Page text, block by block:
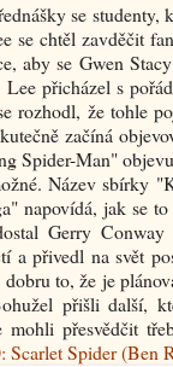
se studenty,
se chtěl zavděčit
aby se Gwen
přicházel s
rozhodl, že tohle
začíná
Spider-Man"
Název sbírky
napovídá, jak se
Gerry
a přivedl na svět
to, že je
přišli další,
mohli přesvědčit
Scarlet Spider (Ben